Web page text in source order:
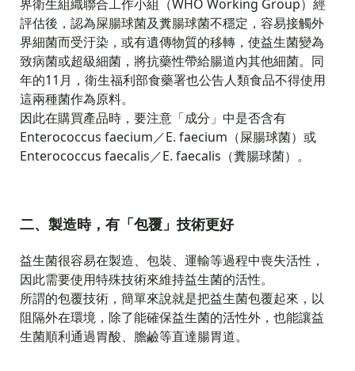
界衛生組織聯合工作小組（WHO Working Group）經
評估後，認為屎腸球菌及糞腸球菌不穩定，容易接觸外
界細菌而受汙染，或有遺傳物質的移轉，使益生菌變為
致病菌或超級細菌，將抗藥性帶給腸道內其他細菌。同
年的11月，衛生福利部食藥署也公告人類食品不得使用
這兩種菌作為原料。
因此在購買產品時，要注意「成分」中是否含有
Enterococcus faecium／E. faecium（屎腸球菌）或
Enterococcus faecalis／E. faecalis（糞腸球菌）。
二、製造時，有「包覆」技術更好
益生菌很容易在製造、包裝、運輸等過程中喪失活性，
因此需要使用特殊技術來維持益生菌的活性。
所謂的包覆技術，簡單來說就是把益生菌包覆起來，以
阻隔外在環境，除了能確保益生菌的活性外，也能讓益
生菌順利通過胃酸、膽鹼等直達腸胃道。